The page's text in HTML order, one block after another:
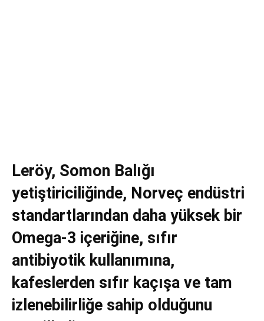
Leröy, Somon Balığı
yetiştiriciliğinde, Norveç endüstri
standartlarından daha yüksek bir
Omega-3 içeriğine, sıfır
antibiyotik kullanımına,
kafeslerden sıfır kaçışa ve tam
izlenebilirliğe sahip olduğunu